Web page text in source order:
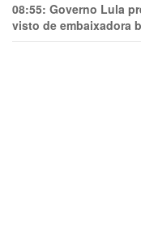
08:55: Governo Lula
visto de embaixadora